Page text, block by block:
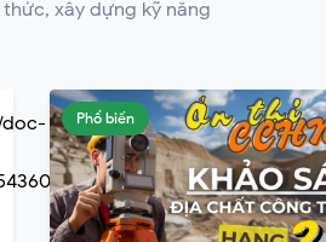
xây dựng kỹ năng
Phổ biến